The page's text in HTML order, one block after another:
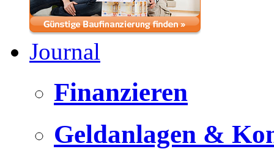
Journal
Finanzieren
Geldanlagen &